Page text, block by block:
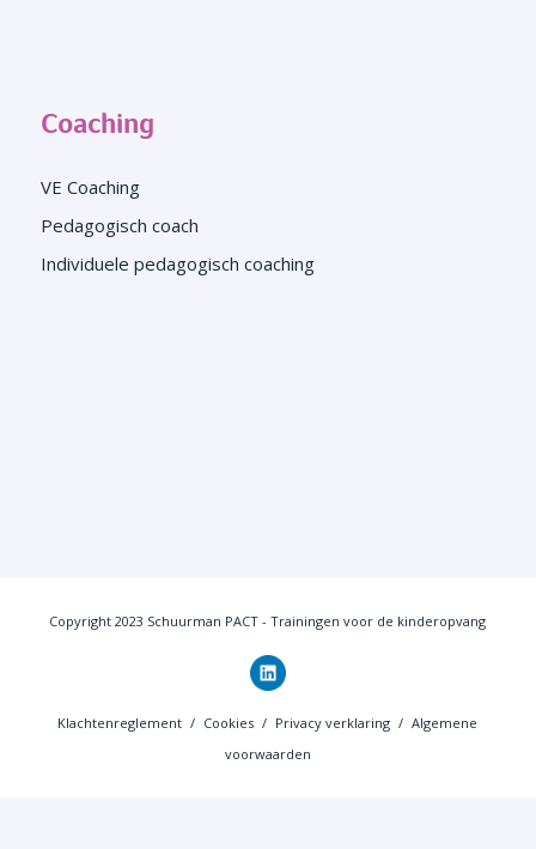
Coaching
VE Coaching
Pedagogisch coach
Individuele pedagogisch coaching
Copyright 2023 Schuurman PACT - Trainingen voor de kinderopvang
Klachtenreglement / Cookies / Privacy verklaring / Algemene
voorwaarden